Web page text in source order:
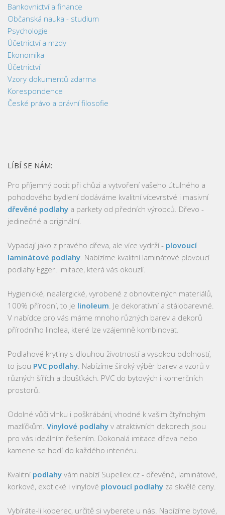
Bankovnictví a finance
Občanská nauka - studium
Psychologie
Účetnictví a mzdy
Ekonomika
Účetnictví
Vzory dokumentů zdarma
Korespondence
České právo a právní filosofie
LÍBÍ SE NÁM:
Pro příjemný pocit při chůzi a vytvoření vašeho útulného a
pohodového bydlení dodáváme kvalitní vícevrstvé i masivní
dřevěné podlahy a parkety od předních výrobců. Dřevo -
jedinečné a originální.
Vypadají jako z pravého dřeva, ale více vydrží - plovoucí
laminátové podlahy . Nabízíme kvalitní laminátové plovoucí
podlahy Egger. Imitace, která vás okouzlí.
Hygienické, nealergické, vyrobené z obnovitelných materiálů,
100% přírodní, to je linoleum . Je dekorativní a stálobarevné.
V nabídce pro vás máme mnoho různých barev a dekorů
přírodního linolea, které lze vzájemně kombinovat.
Podlahové krytiny s dlouhou životností a vysokou odolností,
to jsou PVC podlahy . Nabízíme široký výběr barev a vzorů v
různých šířích a tloušťkách. PVC do bytových i komerčních
prostorů.
Odolné vůči vlhku i poškrábání, vhodné k vašim čtyřnohým
mazlíčkům. Vinylové podlahy v atraktivních dekorech jsou
pro vás ideálním řešením. Dokonalá imitace dřeva nebo
kamene se hodí do každého interiéru.
Kvalitní podlahy vám nabízí Supellex.cz - dřevěné, laminátové,
korkové, exotické i vinylové plovoucí podlahy za skvělé ceny.
Vybíráte-li koberec, určitě si vyberete u nás. Nabízíme bytové,